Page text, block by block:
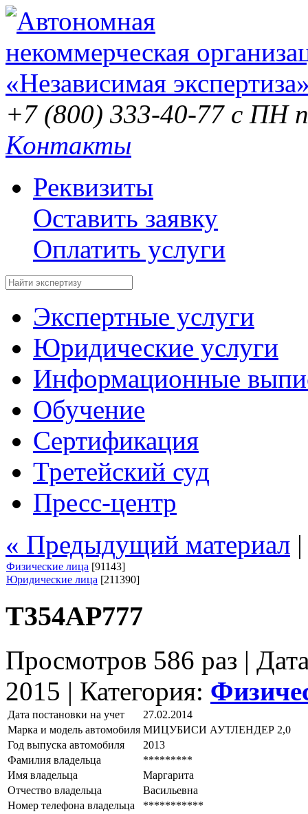
+7 (800) 333-40-77 с ПН
Контакты
Реквизиты
Оставить заявку
Оплатить услуги
Экспертные услуги
Юридические услуги
Информационные
Обучение
Сертификация
Третейский суд
Пресс-центр
« Предыдущий материал
Физические лица [91143]
Юридические лица [211390]
Т354АР777
Просмотров 586 раз |
2015 | Категория:
Дата постановки на учет
27.02.2014
Марка и модель автомобиля МИЦУБИСИ АУТЛЕНДЕР 2,0
Год выпуска автомобиля
2013
Фамилия владельца
*********
Имя владельца
Маргарита
Отчество владельца
Васильевна
Номер телефона владельца
***********